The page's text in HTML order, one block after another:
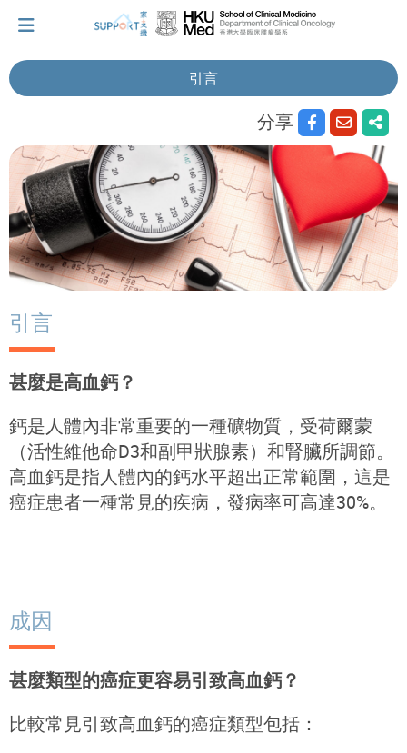
讓我們與你並肩而行。
擁抱每刻，留住這愛。
輕鬆一下，充下電啦！
小貼士‧「家」資源
引言
分享
引言
甚麼是高血鈣？
鈣是人體內非常重要的一種礦物質，受荷爾蒙
（活性維他命D3和副甲狀腺素）和腎臟所調節。
高血鈣是指人體內的鈣水平超出正常範圍，這是
癌症患者一種常見的疾病，發病率可高達30%。
成因
甚麼類型的癌症更容易引致高血鈣？
比較常見引致高血鈣的癌症類型包括：